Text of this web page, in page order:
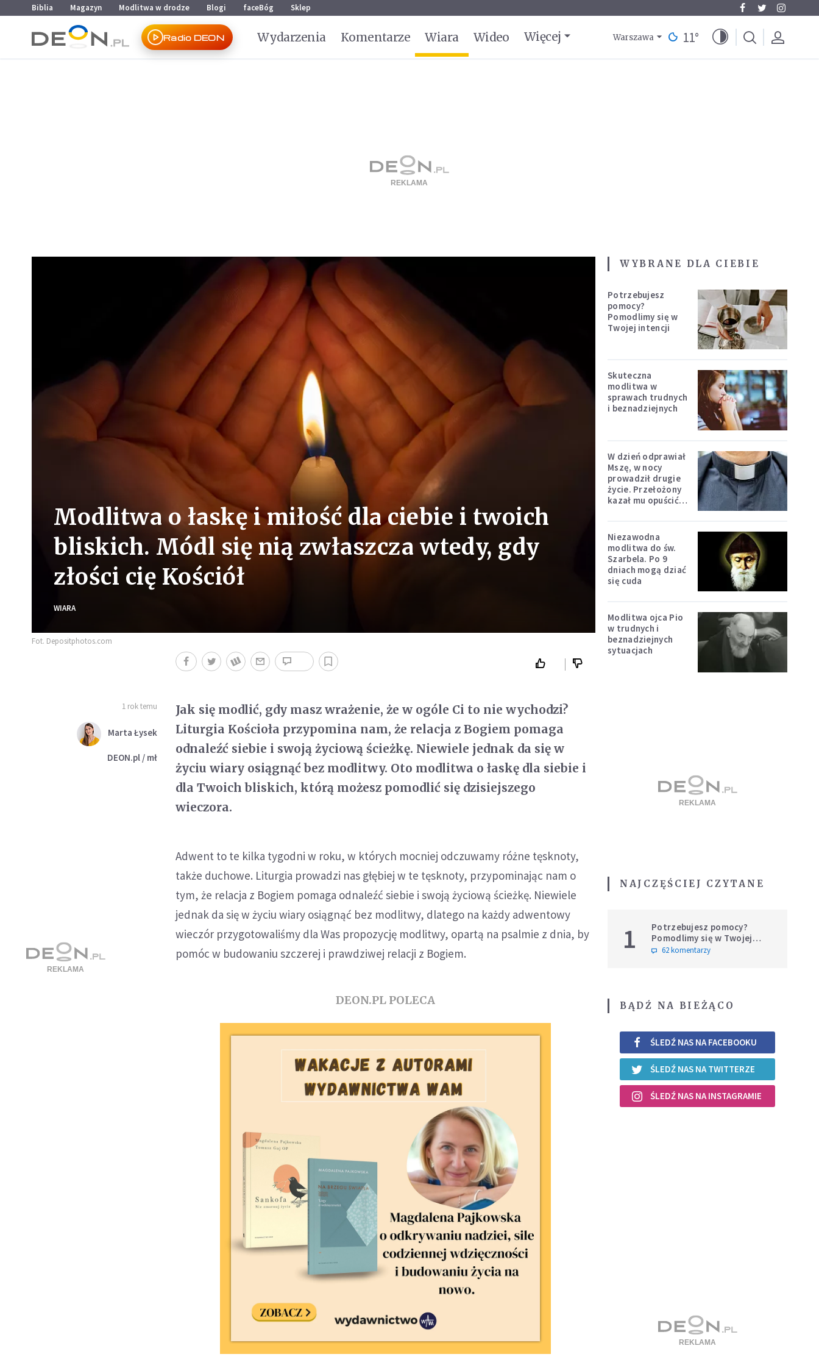
Przejdź do menu głównego
Przejdź do treści
Biblia Magazyn Modlitwa w drodze Blogi faceBóg Sklep
Radio DEON Wydarzenia Komentarze Wiara Wideo Więcej Warszawa 11°
Modlitwa o łaskę i miłość dla ciebie i twoich
bliskich. Módl się nią zwłaszcza wtedy, gdy
złości cię Kościół
WIARA
Fot. Depositphotos.com
1 rok temu
Marta Łysek
DEON.pl / mł
Jak się modlić, gdy masz wrażenie, że w ogóle Ci to nie wychodzi?
Liturgia Kościoła przypomina nam, że relacja z Bogiem pomaga
odnaleźć siebie i swoją życiową ścieżkę. Niewiele jednak da się w
życiu wiary osiągnąć bez modlitwy. Oto modlitwa o łaskę dla siebie i
dla Twoich bliskich, którą możesz pomodlić się dzisiejszego
wieczora.
Adwent to te kilka tygodni w roku, w których mocniej odczuwamy różne tęsknoty,
także duchowe. Liturgia prowadzi nas głębiej w te tęsknoty, przypominając nam o
tym, że relacja z Bogiem pomaga odnaleźć siebie i swoją życiową ścieżkę. Niewiele
jednak da się w życiu wiary osiągnąć bez modlitwy, dlatego na każdy adwentowy
wieczór przygotowaliśmy dla Was propozycję modlitwy, opartą na psalmie z dnia, by
pomóc w budowaniu szczerej i prawdziwej relacji z Bogiem.
DEON.PL POLECA
WYBRANE DLA CIEBIE
Potrzebujesz
pomocy?
Pomodlimy się w
Twojej intencji
Skuteczna
modlitwa w
sprawach trudnych
i beznadziejnych
W dzień odprawiał
Mszę, w nocy
prowadził drugie
życie. Przełożony
kazał mu opuścić
Niezawodna
modlitwa do św.
Szarbela. Po 9
dniach mogą dziać
się cuda
Modlitwa ojca Pio
w trudnych i
beznadziejnych
sytuacjach
NAJCZĘŚCIEJ CZYTANE
1
Potrzebujesz pomocy?
Pomodlimy się w Twojej
intencji
62 komentarzy
BĄDŹ NA BIEŻĄCO
ŚLEDŹ NAS NA FACEBOOKU
ŚLEDŹ NAS NA TWITTERZE
ŚLEDŹ NAS NA INSTAGRAMIE